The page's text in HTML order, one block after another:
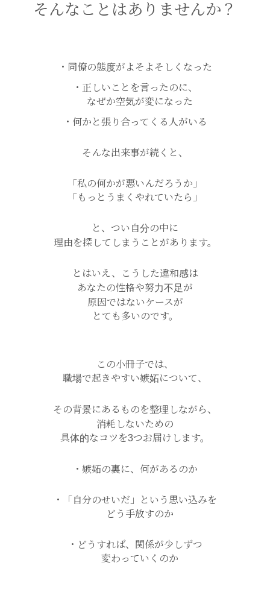
そんなことはありませんか？
・同僚の態度がよそよそしくなった
・正しいことを言ったのに、
なぜか空気が変になった
・何かと張り合ってくる人がいる
そんな出来事が続くと、
「私の何かが悪いんだろうか」
「もっとうまくやれていたら」
と、つい自分の中に
理由を探してしまうことがあります。
とはいえ、こうした違和感は
あなたの性格や努力不足が
原因ではないケースが
とても多いのです。
この小冊子では、
職場で起きやすい嫉妬について、
その背景にあるものを整理しながら、
消耗しないための
具体的なコツを3つお届けします。
・嫉妬の裏に、何があるのか
・「自分のせいだ」という思い込みを
どう手放すのか
・どうすれば、関係が少しずつ
変わっていくのか